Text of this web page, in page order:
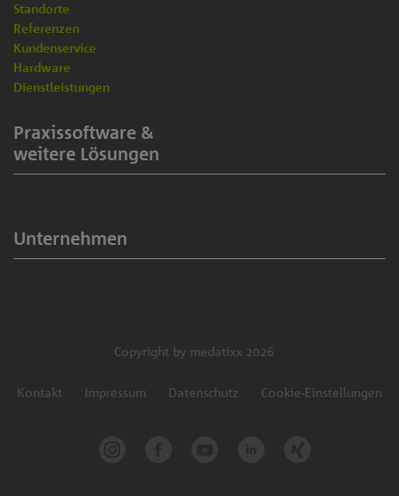
Standorte
Referenzen
Kundenservice
Hardware
Dienstleistungen
Praxissoftware &
weitere Lösungen
Unternehmen
Copyright by medatixx 2026
Kontakt Impressum Datenschutz Cookie-Einstellungen